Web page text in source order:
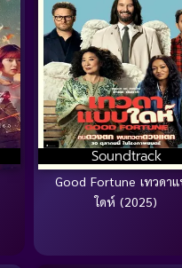
Soundtrack
Good Fortune เทวดา
ใดห์ (2025)